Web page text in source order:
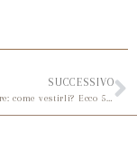
SUCCESSIVO